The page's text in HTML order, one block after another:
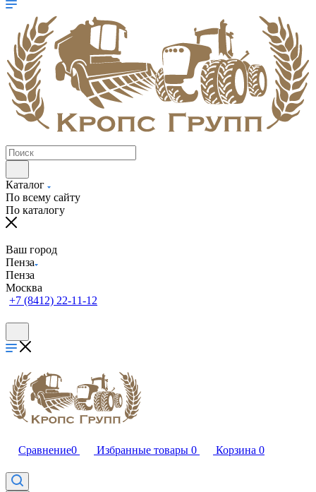
Каталог
По всему сайту
По каталогу
Ваш город
Пенза
Пенза
Москва
+7 (8412) 22-11-12
Сравнение0 Избранные товары 0 Корзина 0